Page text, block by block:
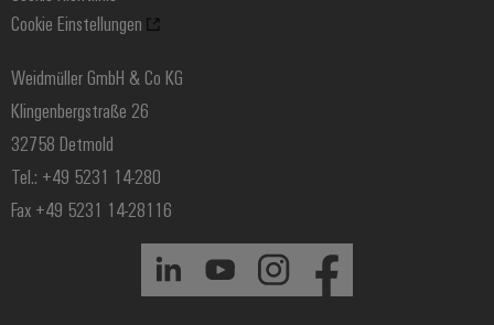
Windenergie
Cookie Einstellungen
Weidmüller GmbH & Co KG
Klingenbergstraße 26
32758 Detmold
Tel.: +49 5231 14-280
Fax +49 5231 14-28116